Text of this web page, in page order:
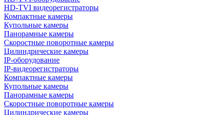
HD-TVI видеорегистраторы
Компактные камеры
Купольные камеры
Панорамные камеры
Скоростные поворотные камеры
Цилиндрические камеры
IP-оборудование
IP-видеорегистраторы
Компактные камеры
Купольные камеры
Панорамные камеры
Скоростные поворотные камеры
Цилиндрические камеры